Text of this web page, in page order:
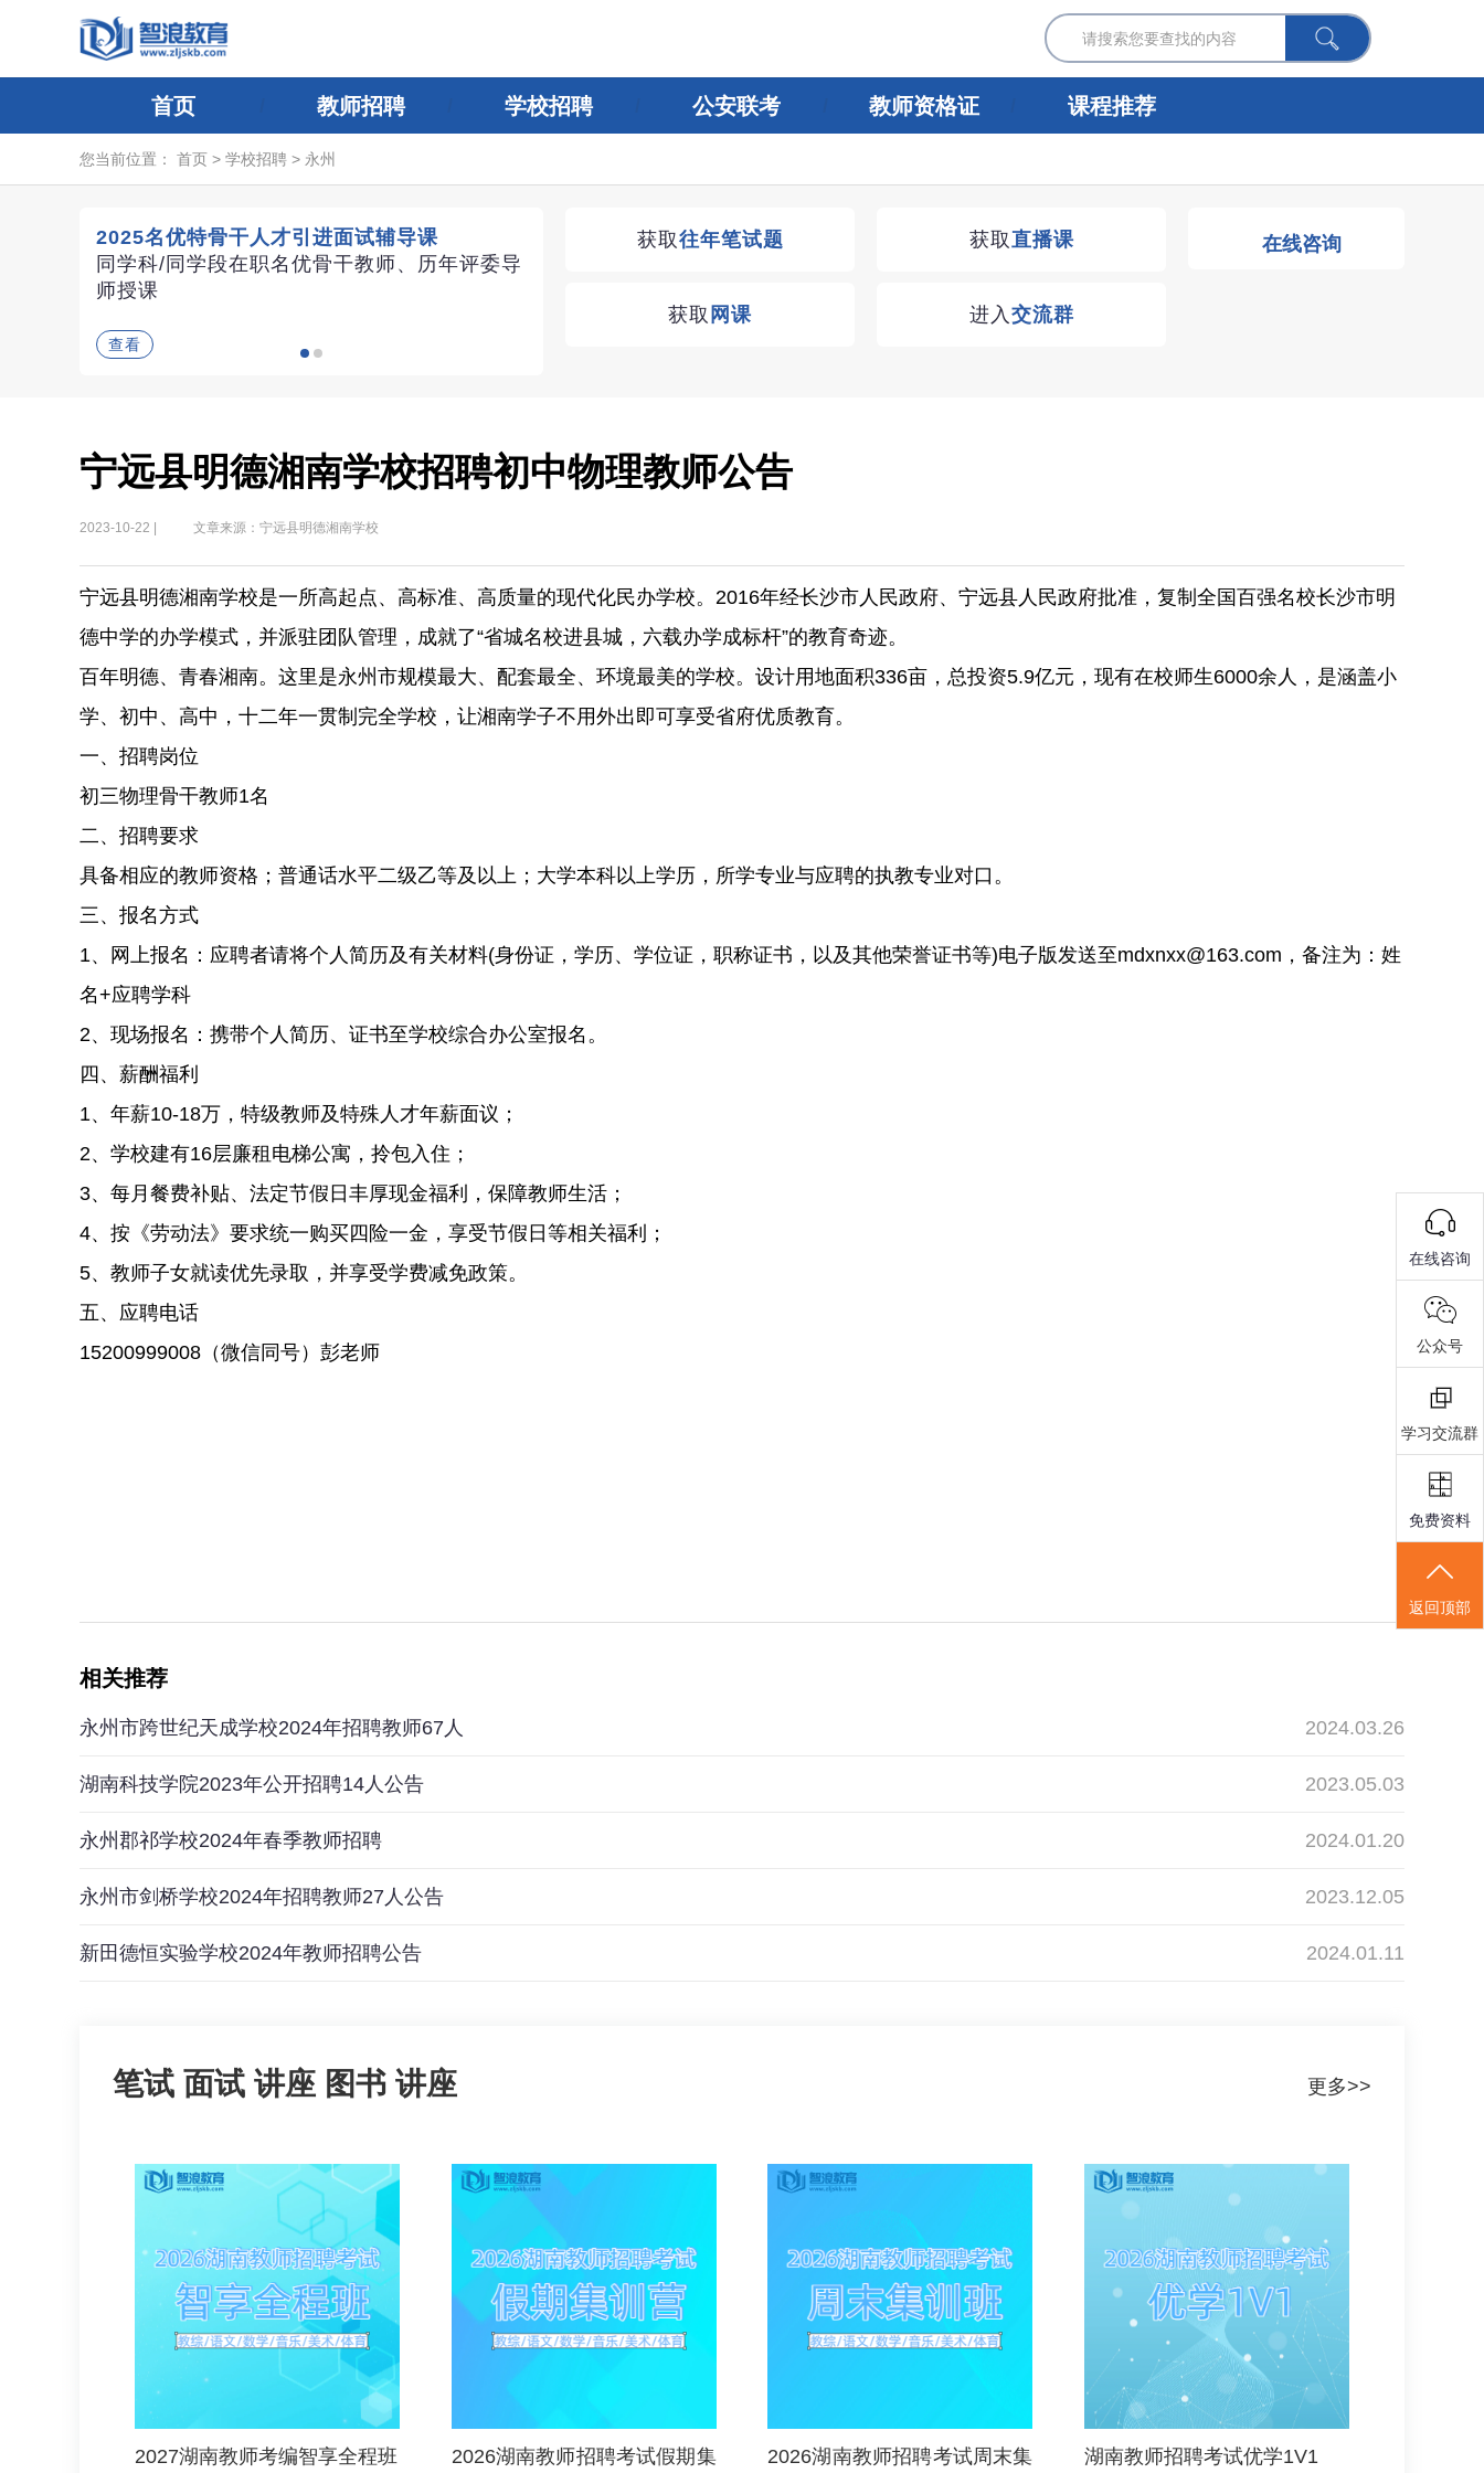
首页 教师招聘 学校招聘 公安联考 教师资格证 课程推荐
您当前位置： 首页 > 学校招聘 > 永州
2025名优特骨干人才引进面试辅导课
同学科/同学段在职名优骨干教师、历年评委导
师授课
查看
湖南教师招聘考试优学无忧VIP课程
获取往年笔试题 获取直播课
获取 网课 进入 交流群
在线咨询
宁远县明德湘南学校招聘初中物理教师公告
2023-10-22 | 文章来源：宁远县明德湘南学校
宁远县明德湘南学校是一所高起点、高标准、高质量的现代化民办学校。2016年经长沙市人民政府、宁远县人民政府批准，复制全国百强名校长沙市明
德中学的办学模式，并派驻团队管理，成就了“省城名校进县城，六载办学成标杆”的教育奇迹。
百年明德、青春湘南。这里是永州市规模最大、配套最全、环境最美的学校。设计用地面积336亩，总投资5.9亿元，现有在校师生6000余人，是涵盖小
学、初中、高中，十二年一贯制完全学校，让湘南学子不用外出即可享受省府优质教育。
一、招聘岗位
初三物理骨干教师1名
二、招聘要求
具备相应的教师资格；普通话水平二级乙等及以上；大学本科以上学历，所学专业与应聘的执教专业对口。
三、报名方式
1、网上报名：应聘者请将个人简历及有关材料(身份证，学历、学位证，职称证书，以及其他荣誉证书等)电子版发送至mdxnxx@163.com，备注为：姓
名+应聘学科
2、现场报名：携带个人简历、证书至学校综合办公室报名。
四、薪酬福利
1、年薪10-18万，特级教师及特殊人才年薪面议；
2、学校建有16层廉租电梯公寓，拎包入住；
3、每月餐费补贴、法定节假日丰厚现金福利，保障教师生活；
4、按《劳动法》要求统一购买四险一金，享受节假日等相关福利；
5、教师子女就读优先录取，并享受学费减免政策。
五、应聘电话
15200999008（微信同号）彭老师
相关推荐
永州市跨世纪天成学校2024年招聘教师67人 2024.03.26
湖南科技学院2023年公开招聘14人公告 2023.05.03
永州郡祁学校2024年春季教师招聘 2024.01.20
永州市剑桥学校2024年招聘教师27人公告 2023.12.05
新田德恒实验学校2024年教师招聘公告 2024.01.11
笔试 面试 讲座 图书 讲座 更多>>
2027湖南教师考编智享全程班 2026湖南教师招聘考试假期集 2026湖南教师招聘考试周末集 湖南教师招聘考试优学1V1
在线咨询
公众号
学习交流群
免费资料
返回顶部